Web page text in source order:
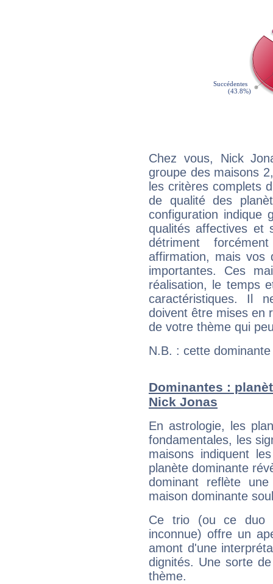
Chez vous, Nick
groupe des maisons
les critères complets
de qualité des
configuration indique
qualités affectives et
détriment
affirmation, mais
importantes. Ces
réalisation, le temps
caractéristiques. Il
doivent être mises en
de votre thème qui
N.B. : cette
Dominantes :
Nick Jonas
En astrologie, les
fondamentales, les
maisons indiquent
planète dominante
dominant reflète
maison dominante
Ce trio (ou ce duo
inconnue) offre un
amont d'une
dignités. Une sorte
thème.